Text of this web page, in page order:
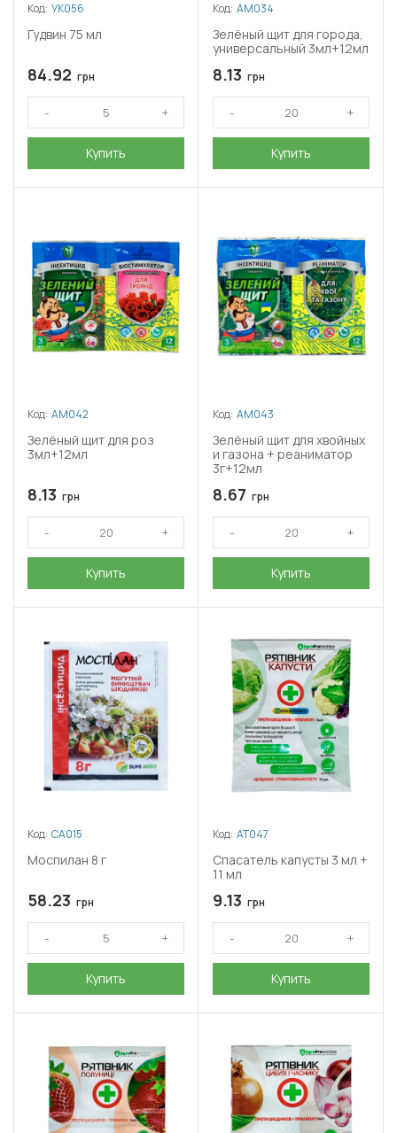
Код: УК056
Гудвин 75 мл
84.92 грн
Купить
Код: АМ034
Зелёный щит для города,
универсальный 3мл+12мл
8.13 грн
Купить
Код: АМ042
Зелёный щит для роз
3мл+12мл
8.13 грн
Купить
Код: АМ043
Зелёный щит для хвойных
и газона + реаниматор
3г+12мл
8.67 грн
Купить
Код: СА015
Моспилан 8 г
58.23 грн
Купить
Код: АТ047
Спасатель капусты 3 мл +
11 мл
9.13 грн
Купить